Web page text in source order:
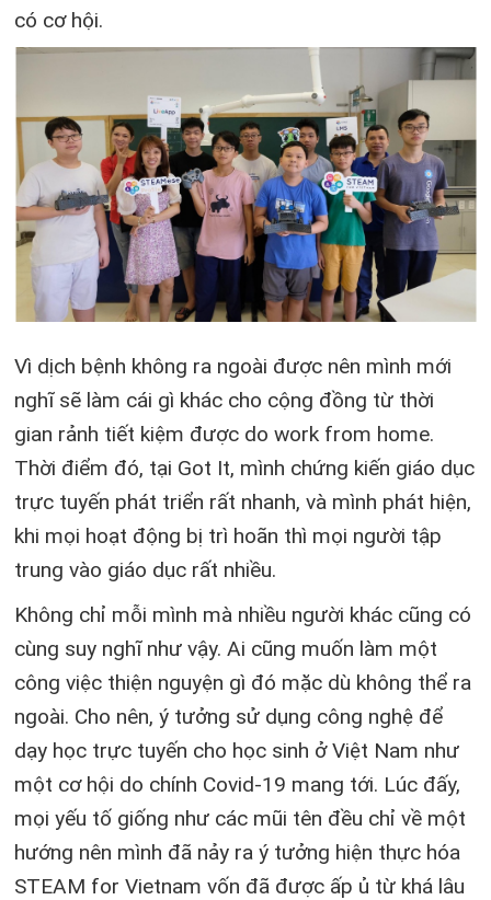
có cơ hội.
Vì dịch bệnh không ra ngoài được nên mình mới
nghĩ sẽ làm cái gì khác cho cộng đồng từ thời
gian rảnh tiết kiệm được do work from home.
Thời điểm đó, tại Got It, mình chứng kiến giáo dục
trực tuyến phát triển rất nhanh, và mình phát hiện,
khi mọi hoạt động bị trì hoãn thì mọi người tập
trung vào giáo dục rất nhiều.
Không chỉ mỗi mình mà nhiều người khác cũng có
cùng suy nghĩ như vậy. Ai cũng muốn làm một
công việc thiện nguyện gì đó mặc dù không thể ra
ngoài. Cho nên, ý tưởng sử dụng công nghệ để
dạy học trực tuyến cho học sinh ở Việt Nam như
một cơ hội do chính Covid-19 mang tới. Lúc đấy,
mọi yếu tố giống như các mũi tên đều chỉ về một
hướng nên mình đã nảy ra ý tưởng hiện thực hóa
STEAM for Vietnam vốn đã được ấp ủ từ khá lâu